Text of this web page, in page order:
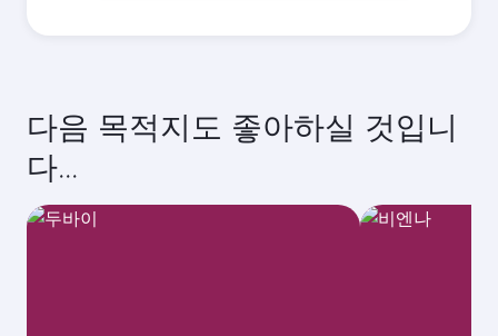
다음 목적지도 좋아하실 것입니
다...